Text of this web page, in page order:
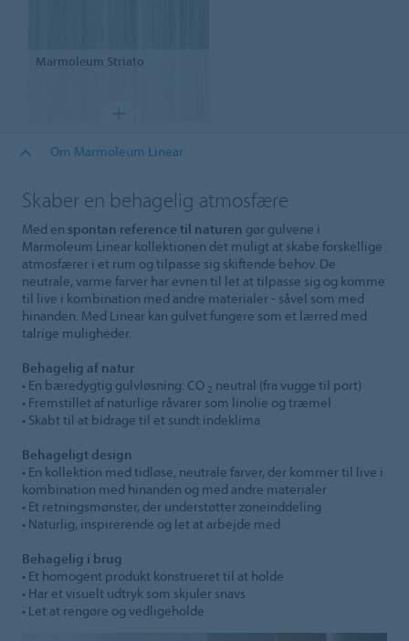
Marmoleum Striato
Om Marmoleum Linear
Skaber en behagelig atmosfære
Med en spontan reference til naturen gør gulvene i
Marmoleum Linear kollektionen det muligt at skabe forskellige
atmosfærer i et rum og tilpasse sig skiftende behov. De
neutrale, varme farver har evnen til let at tilpasse sig og komme
til live i kombination med andre materialer - såvel som med
hinanden. Med Linear kan gulvet fungere som et lærred med
talrige muligheder.
Behagelig af natur
• En bæredygtig gulvløsning: CO 2 neutral (fra vugge til port)
• Fremstillet af naturlige råvarer som linolie og træmel
• Skabt til at bidrage til et sundt indeklima
Behageligt design
• En kollektion med tidløse, neutrale farver, der kommer til live i
kombination med hinanden og med andre materialer
• Et retningsmønster, der understøtter zoneinddeling
• Naturlig, inspirerende og let at arbejde med
Behagelig i brug
• Et homogent produkt konstrueret til at holde
• Har et visuelt udtryk som skjuler snavs
• Let at rengøre og vedligeholde